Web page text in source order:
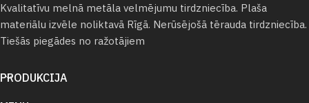
Kvalitatīvu melnā metāla velmējumu tirdzniecība. Plaša
materiālu izvēle noliktavā Rīgā. Nerūsējošā tērauda tirdzniecība.
Tiešās piegādes no ražotājiem
PRODUKCIJA